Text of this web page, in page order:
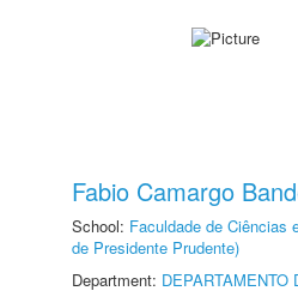
Fabio Camargo
School: Faculdade de Ciências
de Presidente Prudente)
Department: DEPARTAMENTO